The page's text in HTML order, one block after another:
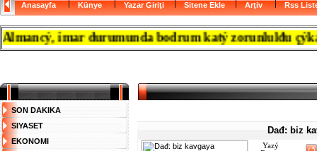
Anasayfa Künye Yazar Giriţi Sitene Ekle Arţiv Rss
imar durumunda bodrum katý zorunlulđu
Dađ: biz
Yazý
SON DAKIKA
SIYASET
EKONOMI